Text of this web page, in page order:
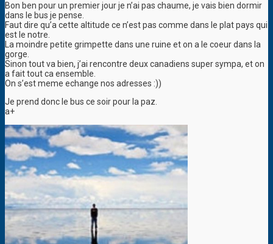
Bon ben pour un premier jour je n’ai pas chaume, je vais bien dormir
dans le bus je pense.
Faut dire qu’a cette altitude ce n’est pas comme dans le plat pays qui
est le notre.
La moindre petite grimpette dans une ruine et on a le coeur dans la
gorge.
Sinon tout va bien, j’ai rencontre deux canadiens super sympa, et on
a fait tout ca ensemble.
On s’est meme echange nos adresses :))
Je prend donc le bus ce soir pour la paz.
a+